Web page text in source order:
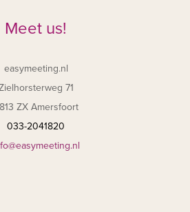
Meet us!
easymeeting.nl
71
ZX Amersfoort
033-2041820